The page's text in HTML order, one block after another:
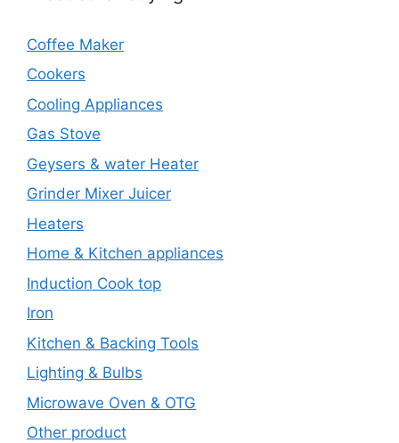
Coffee Maker
Cookers
Cooling Appliances
Gas Stove
Geysers & water Heater
Grinder Mixer Juicer
Heaters
Home & Kitchen appliances
Induction Cook top
Iron
Kitchen & Backing Tools
Lighting & Bulbs
Microwave Oven & OTG
Other product